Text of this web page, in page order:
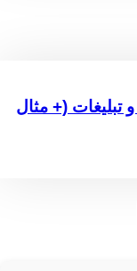
تبلیغات (+ مثال